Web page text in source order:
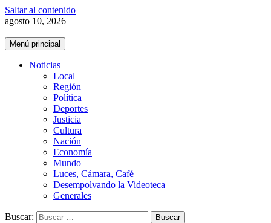
Saltar al contenido
agosto 10, 2026
Menú principal
Noticias
Local
Región
Política
Deportes
Justicia
Cultura
Nación
Economía
Mundo
Luces, Cámara, Café
Desempolvando la Videoteca
Generales
Buscar: